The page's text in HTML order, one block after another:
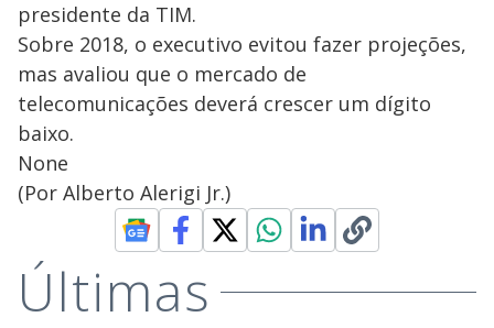
presidente da TIM.
Sobre 2018, o executivo evitou fazer projeções,
mas avaliou que o mercado de
telecomunicações deverá crescer um dígito
baixo.
None
(Por Alberto Alerigi Jr.)
Últimas